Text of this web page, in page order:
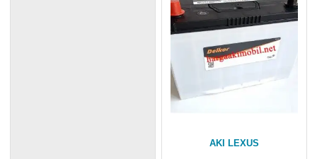
AKI LEXUS